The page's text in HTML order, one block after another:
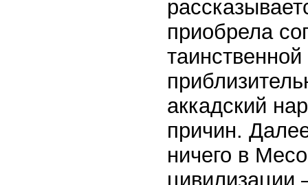
приобрела
аккадский
причин.
ничего в
цивилизации